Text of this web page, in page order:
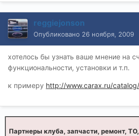
reggiejonson
Опубликовано 26 ноября, 2009
хотелось бы узнать ваше мнение на
функциональности, установки и т.п.
к примеру http://www.carax.ru/
Партнеры клуба, запчасти, ремонт,